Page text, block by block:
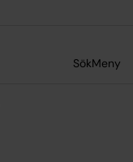
SökMeny